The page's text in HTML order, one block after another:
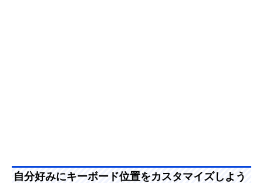
自分好みにキーボード位置をカスタマイズしよう